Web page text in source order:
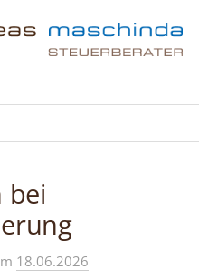
bei
18.06.2026